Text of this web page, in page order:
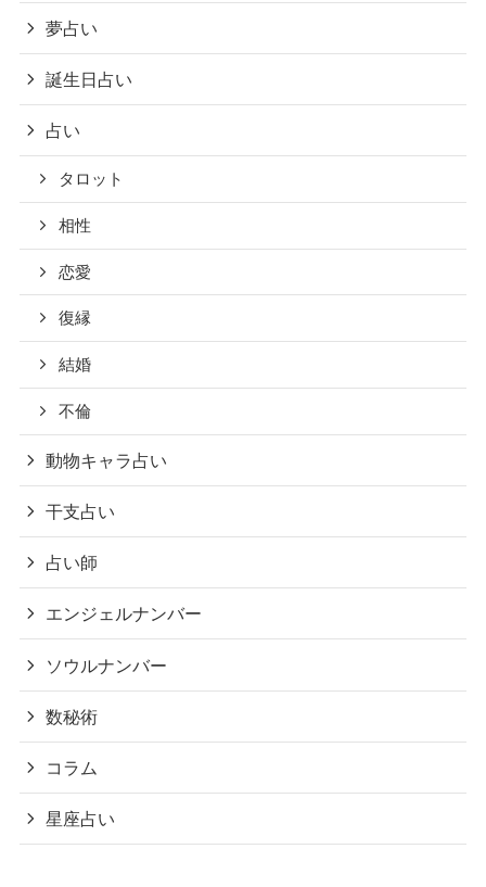
夢占い
誕生日占い
占い
タロット
相性
恋愛
復縁
結婚
不倫
動物キャラ占い
干支占い
占い師
エンジェルナンバー
ソウルナンバー
数秘術
コラム
星座占い